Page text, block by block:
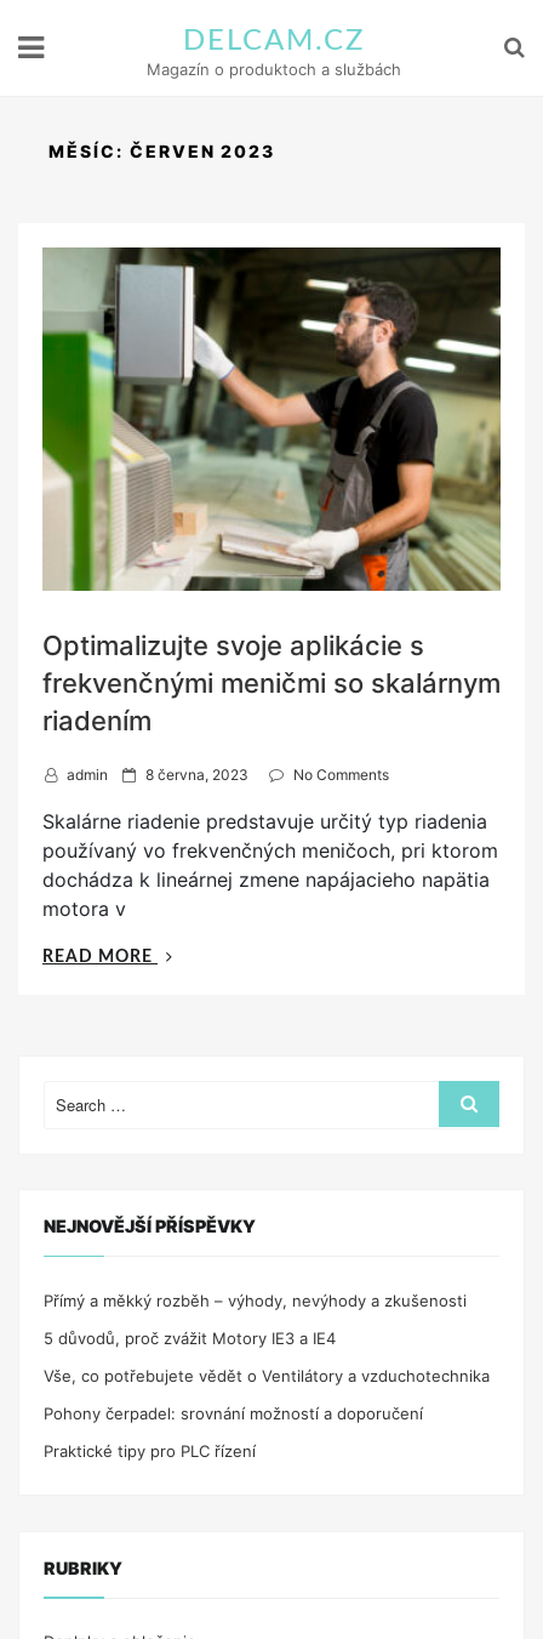
DELCAM.CZ
Magazín o produktoch a službách
MĚSÍC: ČERVEN 2023
Optimalizujte svoje aplikácie s
frekvenčnými meničmi so skalárnym
riadením
admin
P
s
e
o
8 června, 2023 No Comments
Skalárne riadenie predstavuje určitý typ riadenia
používaný vo frekvenčných meničoch, pri ktorom
dochádza k lineárnej zmene napájacieho napätia
motora v
READ MORE
for:
Search
NEJNOVĚJŠÍ PŘÍSPĚVKY
Přímý a měkký rozběh – výhody, nevýhody a zkušenosti
5 důvodů, proč zvážit Motory IE3 a IE4
Vše, co potřebujete vědět o Ventilátory a vzduchotechnika
Pohony čerpadel: srovnání možností a doporučení
Praktické tipy pro PLC řízení
RUBRIKY